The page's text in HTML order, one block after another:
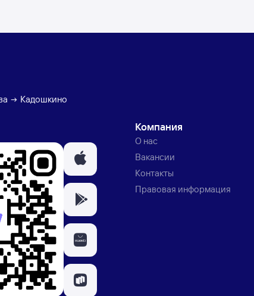
Кадошкино
Компания
О нас
Вакансии
Контакты
Правовая информация